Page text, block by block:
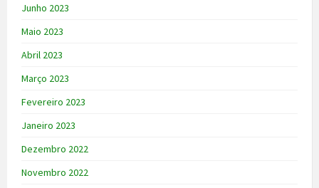
Junho 2023
Maio 2023
Abril 2023
Março 2023
Fevereiro 2023
Janeiro 2023
Dezembro 2022
Novembro 2022